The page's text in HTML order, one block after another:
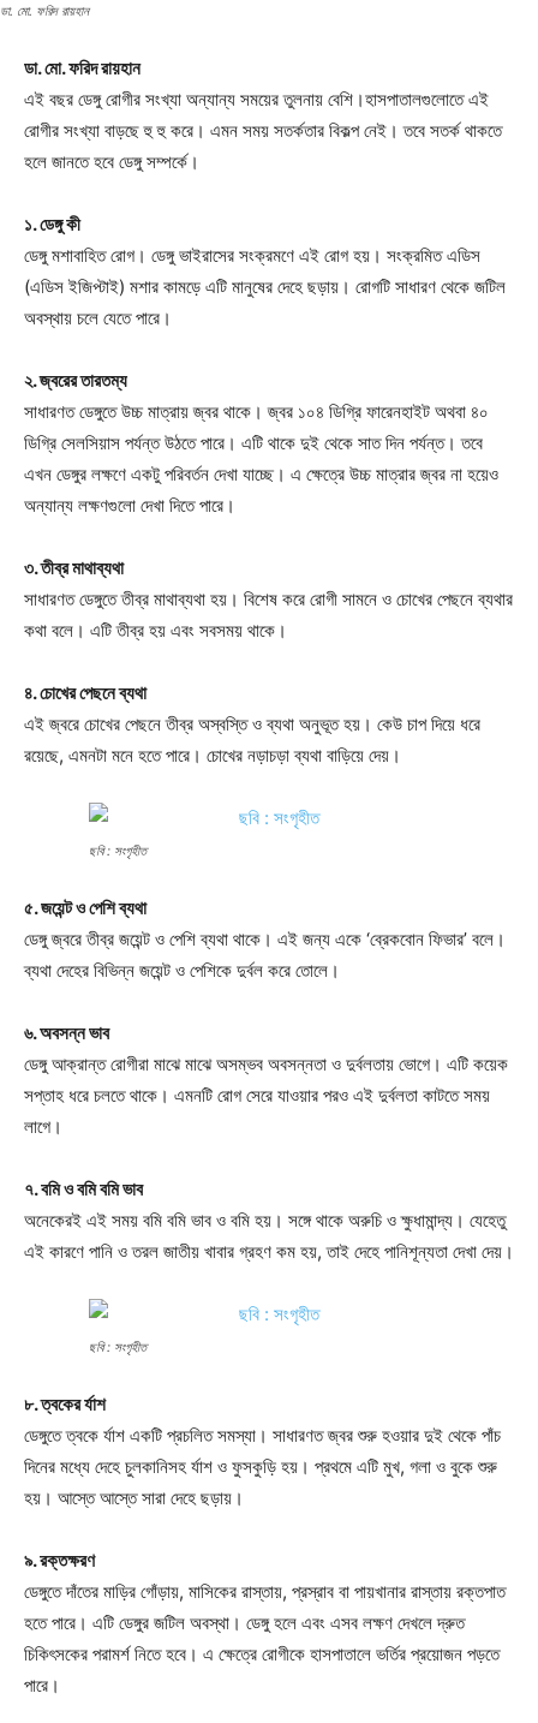
ডা. মো. ফরিদ রায়হান
ডা. মো. ফরিদ রায়হান
এই বছর ডেঙ্গু রোগীর সংখ্যা অন্যান্য সময়ের তুলনায় বেশি।হাসপাতালগুলোতে এই
রোগীর সংখ্যা বাড়ছে হু হু করে। এমন সময় সতর্কতার বিকল্প নেই। তবে সতর্ক থাকতে
হলে জানতে হবে ডেঙ্গু সম্পর্কে।
১. ডেঙ্গু কী
ডেঙ্গু মশাবাহিত রোগ। ডেঙ্গু ভাইরাসের সংক্রমণে এই রোগ হয়। সংক্রমিত এডিস
(এডিস ইজিপ্টাই) মশার কামড়ে এটি মানুষের দেহে ছড়ায়। রোগটি সাধারণ থেকে জটিল
অবস্থায় চলে যেতে পারে।
২. জ্বরের তারতম্য
সাধারণত ডেঙ্গুতে উচ্চ মাত্রায় জ্বর থাকে। জ্বর ১০৪ ডিগ্রি ফারেনহাইট অথবা ৪০
ডিগ্রি সেলসিয়াস পর্যন্ত উঠতে পারে। এটি থাকে দুই থেকে সাত দিন পর্যন্ত। তবে
এখন ডেঙ্গুর লক্ষণে একটু পরিবর্তন দেখা যাচ্ছে। এ ক্ষেত্রে উচ্চ মাত্রার জ্বর না হয়েও
অন্যান্য লক্ষণগুলো দেখা দিতে পারে।
৩. তীব্র মাথাব্যথা
সাধারণত ডেঙ্গুতে তীব্র মাথাব্যথা হয়। বিশেষ করে রোগী সামনে ও চোখের পেছনে ব্যথার
কথা বলে। এটি তীব্র হয় এবং সবসময় থাকে।
৪. চোখের পেছনে ব্যথা
এই জ্বরে চোখের পেছনে তীব্র অস্বস্তি ও ব্যথা অনুভূত হয়। কেউ চাপ দিয়ে ধরে
রয়েছে, এমনটা মনে হতে পারে। চোখের নড়াচড়া ব্যথা বাড়িয়ে দেয়।
ছবি : সংগৃহীত
৫. জয়েন্ট ও পেশি ব্যথা
ডেঙ্গু জ্বরে তীব্র জয়েন্ট ও পেশি ব্যথা থাকে। এই জন্য একে ‘ব্রেকবোন ফিভার’ বলে।
ব্যথা দেহের বিভিন্ন জয়েন্ট ও পেশিকে দুর্বল করে তোলে।
৬. অবসন্ন ভাব
ডেঙ্গু আক্রান্ত রোগীরা মাঝে মাঝে অসম্ভব অবসন্নতা ও দুর্বলতায় ভোগে। এটি কয়েক
সপ্তাহ ধরে চলতে থাকে। এমনটি রোগ সেরে যাওয়ার পরও এই দুর্বলতা কাটতে সময়
লাগে।
৭. বমি ও বমি বমি ভাব
অনেকেরই এই সময় বমি বমি ভাব ও বমি হয়। সঙ্গে থাকে অরুচি ও ক্ষুধামান্দ্য। যেহেতু
এই কারণে পানি ও তরল জাতীয় খাবার গ্রহণ কম হয়, তাই দেহে পানিশূন্যতা দেখা দেয়।
ছবি : সংগৃহীত
৮. ত্বকের র্যাশ
ডেঙ্গুতে ত্বকে র্যাশ একটি প্রচলিত সমস্যা। সাধারণত জ্বর শুরু হওয়ার দুই থেকে পাঁচ
দিনের মধ্যে দেহে চুলকানিসহ র্যাশ ও ফুসকুড়ি হয়। প্রথমে এটি মুখ, গলা ও বুকে শুরু
হয়। আস্তে আস্তে সারা দেহে ছড়ায়।
৯. রক্তক্ষরণ
ডেঙ্গুতে দাঁতের মাড়ির গোঁড়ায়, মাসিকের রাস্তায়, প্রস্রাব বা পায়খানার রাস্তায় রক্তপাত
হতে পারে। এটি ডেঙ্গুর জটিল অবস্থা। ডেঙ্গু হলে এবং এসব লক্ষণ দেখলে দ্রুত
চিকিৎসকের পরামর্শ নিতে হবে। এ ক্ষেত্রে রোগীকে হাসপাতালে ভর্তির প্রয়োজন পড়তে
পারে।